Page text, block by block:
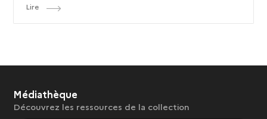
Lire
Médiathèque
Découvrez les ressources de la collection